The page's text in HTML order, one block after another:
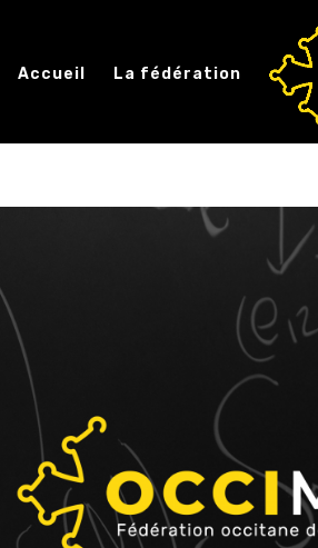
Accueil La fédération